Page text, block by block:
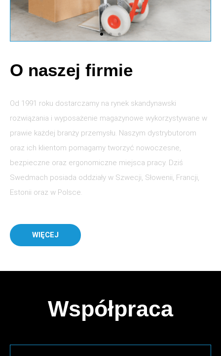
O naszej firmie
Od 1991 roku dostarczamy na rynek skandynawski
rozwiązania i wyposażenie magazynowe wykorzystywane w
prawie każdej branży przemysłu. Naszym dystrybutorom
oraz ich klientom pomagamy tworzyć nowoczesne,
bezpieczne oraz ergonomiczne miejsca pracy. Dziś
Swedmach posiada oddziały w Szwecji, Słowenii, Francji,
Estonii oraz w Polsce.
WIĘCEJ
Współpraca